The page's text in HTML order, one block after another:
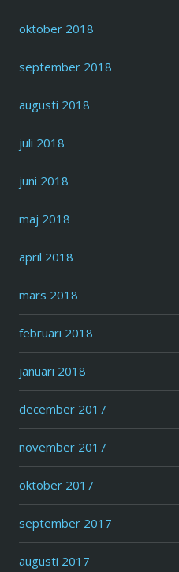
oktober 2018
september 2018
augusti 2018
juli 2018
juni 2018
maj 2018
april 2018
mars 2018
februari 2018
januari 2018
december 2017
november 2017
oktober 2017
september 2017
augusti 2017